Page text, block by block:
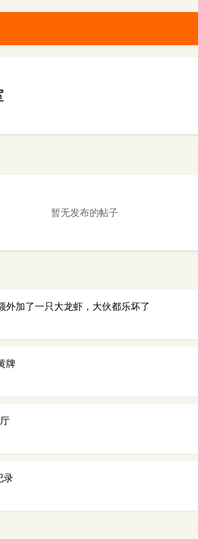
暂无发布的帖子
外加了一只大龙虾，大伙都乐坏了
牌
录